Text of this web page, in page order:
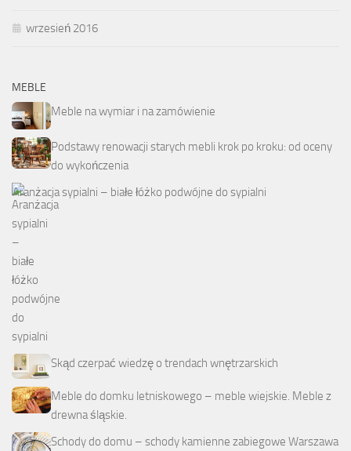
wrzesień 2016
MEBLE
Meble na wymiar i na zamówienie
Podstawy renowacji starych mebli krok po kroku: od oceny
do wykończenia
Aranżacja sypialni – białe łóżko podwójne do sypialni
Skąd czerpać wiedzę o trendach wnętrzarskich
Meble do domku letniskowego – meble wiejskie. Meble z
drewna śląskie.
Schody do domu – schody kamienne zabiegowe Warszawa